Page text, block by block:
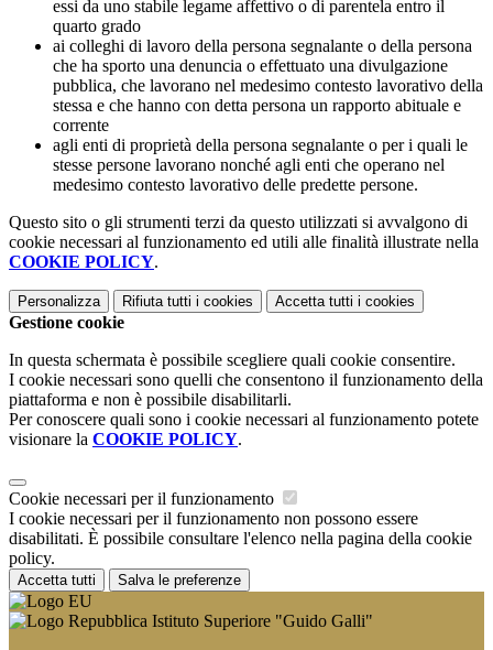
essi da uno stabile legame affettivo o di parentela entro il
quarto grado
ai colleghi di lavoro della persona segnalante o della persona
che ha sporto una denuncia o effettuato una divulgazione
pubblica, che lavorano nel medesimo contesto lavorativo della
stessa e che hanno con detta persona un rapporto abituale e
corrente
agli enti di proprietà della persona segnalante o per i quali le
stesse persone lavorano nonché agli enti che operano nel
medesimo contesto lavorativo delle predette persone.
Questo sito o gli strumenti terzi da questo utilizzati si avvalgono di
cookie necessari al funzionamento ed utili alle finalità illustrate nella
COOKIE POLICY.
Personalizza Rifiuta tutti i cookies Accetta tutti i cookies
Gestione cookie
In questa schermata è possibile scegliere quali cookie consentire.
I cookie necessari sono quelli che consentono il funzionamento della
piattaforma e non è possibile disabilitarli.
Per conoscere quali sono i cookie necessari al funzionamento potete
visionare la COOKIE POLICY.
Cookie necessari per il funzionamento
I cookie necessari per il funzionamento non possono essere
disabilitati. È possibile consultare l'elenco nella pagina della cookie
policy.
Accetta tutti Salva le preferenze
Istituto Superiore "Guido Galli"